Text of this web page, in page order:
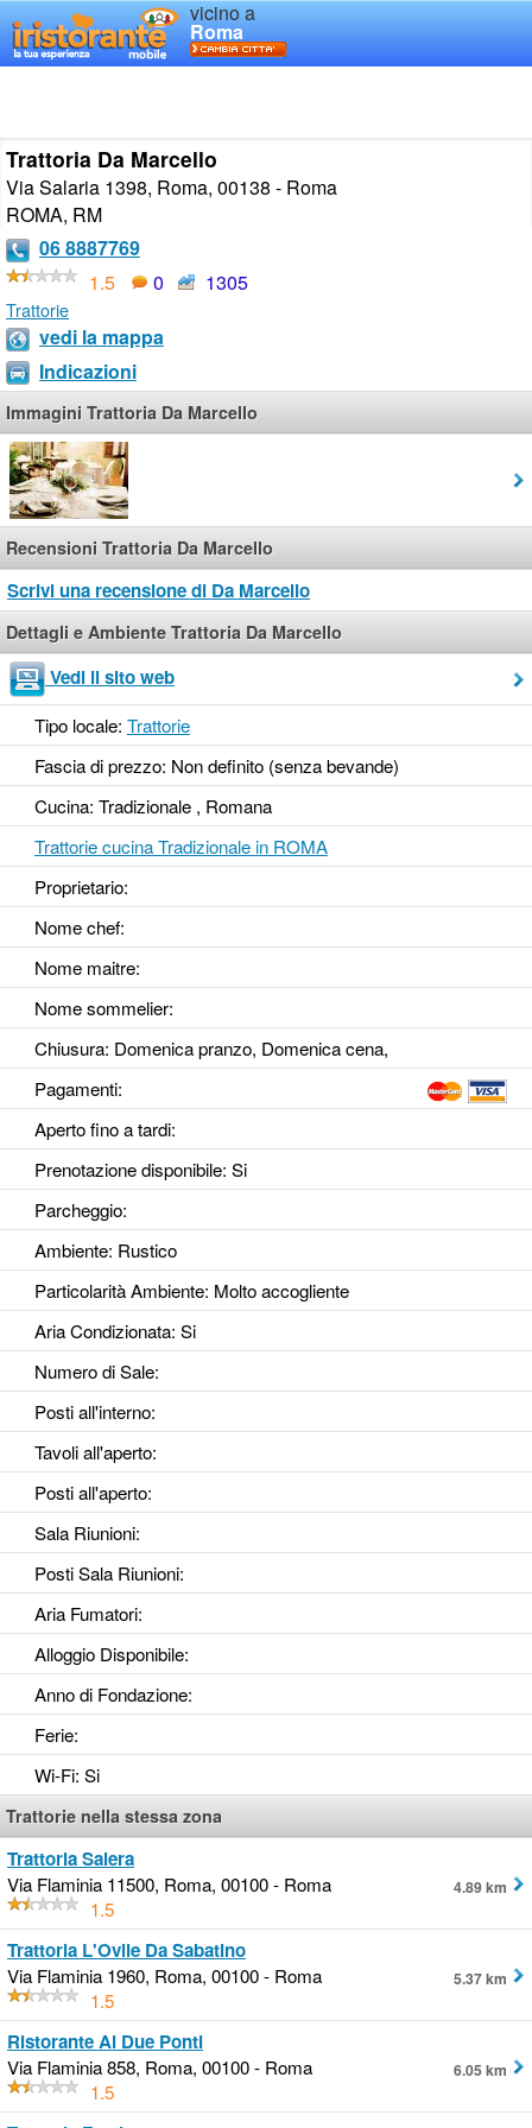
vicino a
Roma
Trattoria Da Marcello
Via Salaria 1398, Roma, 00138 - Roma
ROMA, RM
06 8887769
1.5
0 1305
Trattorie
vedi la mappa
Indicazioni
Immagini Trattoria Da Marcello
Recensioni Trattoria Da Marcello
Scrivi una recensione di Da Marcello
Dettagli e Ambiente Trattoria Da Marcello
Vedi il sito web
Tipo locale: Trattorie
Fascia di prezzo: Non definito (senza bevande)
Cucina: Tradizionale , Romana
Trattorie cucina Tradizionale in ROMA
Proprietario:
Nome chef:
Nome maitre:
Nome sommelier:
Chiusura: Domenica pranzo, Domenica cena,
Pagamenti:
Aperto fino a tardi:
Prenotazione disponibile: Si
Parcheggio:
Ambiente: Rustico
Particolarità Ambiente: Molto accogliente
Aria Condizionata: Si
Numero di Sale:
Posti all'interno:
Tavoli all'aperto:
Posti all'aperto:
Sala Riunioni:
Posti Sala Riunioni:
Aria Fumatori:
Alloggio Disponibile:
Anno di Fondazione:
Ferie:
Wi-Fi: Si
Trattorie nella stessa zona
Trattoria Salera
Via Flaminia 11500, Roma, 00100 - Roma
1.5
4.89 km
Trattoria L'Ovile Da Sabatino
Via Flaminia 1960, Roma, 00100 - Roma
1.5
5.37 km
Ristorante Ai Due Ponti
Via Flaminia 858, Roma, 00100 - Roma
1.5
6.05 km